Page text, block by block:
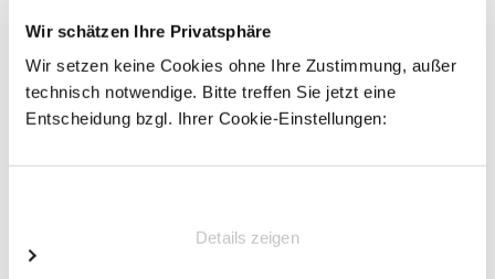
Wir schätzen Ihre Privatsphäre
Wir setzen keine Cookies ohne Ihre Zustimmung, außer
technisch notwendige. Bitte treffen Sie jetzt eine
Entscheidung bzgl. Ihrer Cookie-Einstellungen:
Details zeigen
Anzahl der Böden: 7
3-fach gekantet, 40 mm Rohrkante, für
außergewöhnliche Stabilität
Einfacher Regalaufbau